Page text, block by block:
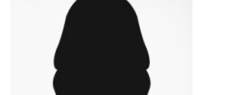
Детская Художественная школа